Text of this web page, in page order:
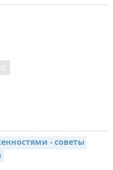
- советы